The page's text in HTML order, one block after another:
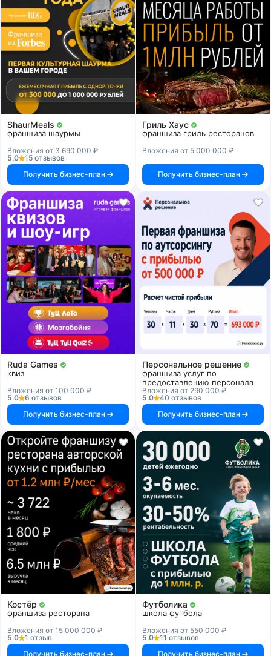
ShaurMeals
франшиза шаурмы
Вложения от 3 690 000 ₽
5.0
15 отзывов
Получить бизнес-план
Гриль Хаус
франшиза гриль ресторанов
Вложения от 5 000 000 ₽
Получить бизнес-план
Ruda Games
квиз
Вложения от 100 000 ₽
5.0
6 отзывов
Получить бизнес-план
Персональное решение
франшиза услуг по
предоставлению персонала
Вложения от 290 000 ₽
5.0
40 отзывов
Получить бизнес-план
Костёр
франшиза ресторана
Вложения от 15 000 000 ₽
5.0
1 отзыв
Получить бизнес-план
Футболика
школа футбола
Вложения от 550 000 ₽
5.0
11 отзывов
Получить бизнес-план